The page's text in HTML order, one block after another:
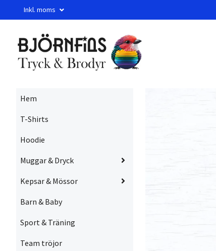
Inkl. moms
Hem
T-Shirts
Hoodie
Muggar & Dryck
Kepsar & Mössor
Barn & Baby
Sport & Träning
Team tröjor